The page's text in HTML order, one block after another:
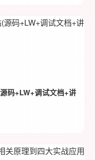
码+LW+调试文档+讲